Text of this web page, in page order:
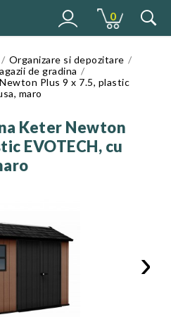
0
Organizare si depozitare
de gradina
Plus 9 x 7.5, plastic
maro
Keter Newton
EVOTECH, cu
›